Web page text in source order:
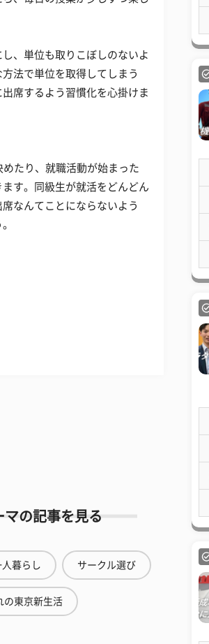
、単位も取りこぼしのないよ
法で単位を取得してしまう
席するよう習慣化を心掛けま
たり、就職活動が始まった
す。同級生が就活をどんどん
なんてことにならないよう
マの記事を見る
暮らし サークル選び
の東京新生活